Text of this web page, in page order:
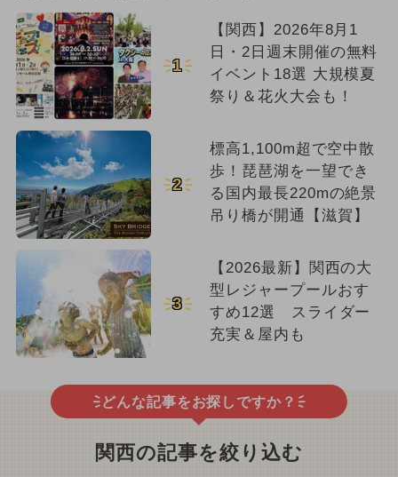
1
【関西】2026年8月1
日・2日週末開催の無料
イベント18選 大規模夏
祭り＆花火大会も！
2
標高1,100m超で空中散
歩！琵琶湖を一望でき
る国内最長220mの絶景
吊り橋が開通【滋賀】
3
【2026最新】関西の大
型レジャープールおす
すめ12選 スライダー
充実＆屋内も
どんな記事をお探しですか？
関西の記事を絞り込む